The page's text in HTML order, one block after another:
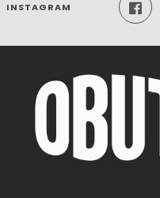
INSTAGRAM